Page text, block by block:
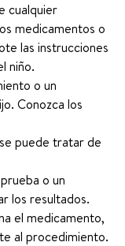
cualquier
medicamentos o
las instrucciones
niño.
o un
Conozca los
puede tratar de
o un
los resultados.
el medicamento,
al procedimiento.